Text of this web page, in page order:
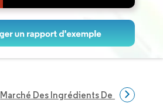
Marché Des Ingrédients De